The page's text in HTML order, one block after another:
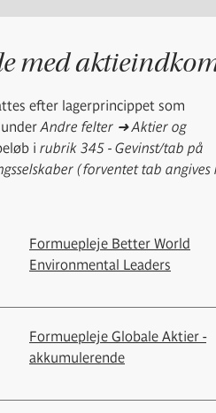
med
efter lagerprincippet som
underAndre felter ➜Aktier og
i rubrik 345 - Gevinst/tab på
(forventet tab angives
Formuepleje Better World
Environmental Leaders
Formuepleje Globale Aktier -
akkumulerende